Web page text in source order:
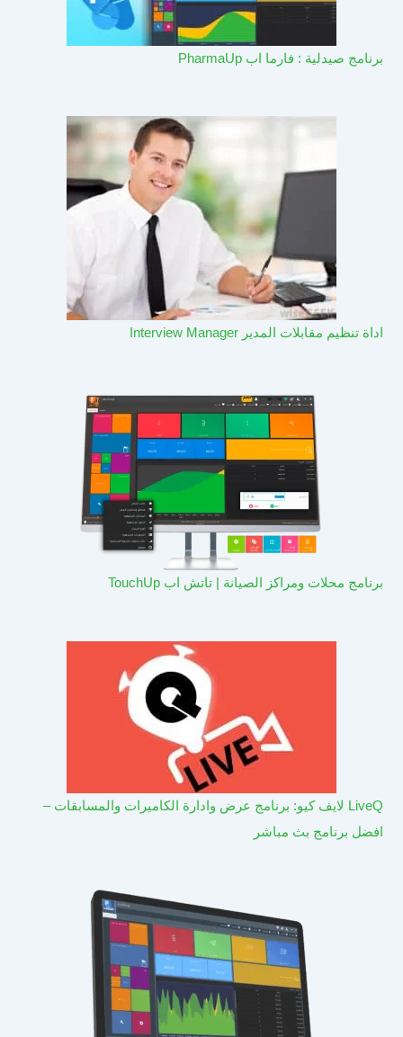
برنامج صيدلية : فارما اب PharmaUp​
اداة تنظيم مقابلات المدير Interview Manager
برنامج محلات ومراكز الصيانة | تاتش اب TouchUp
LiveQ لايف كيو: برنامج عرض وادارة الكاميرات والمسابقات –
افضل برنامج بث مباشر